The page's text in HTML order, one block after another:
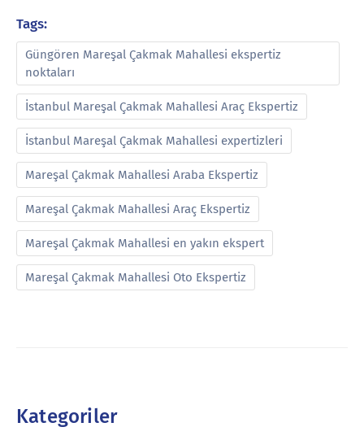
Tags:
Güngören Mareşal Çakmak Mahallesi ekspertiz
noktaları
İstanbul Mareşal Çakmak Mahallesi Araç Ekspertiz
İstanbul Mareşal Çakmak Mahallesi expertizleri
Mareşal Çakmak Mahallesi Araba Ekspertiz
Mareşal Çakmak Mahallesi Araç Ekspertiz
Mareşal Çakmak Mahallesi en yakın ekspert
Mareşal Çakmak Mahallesi Oto Ekspertiz
Kategoriler